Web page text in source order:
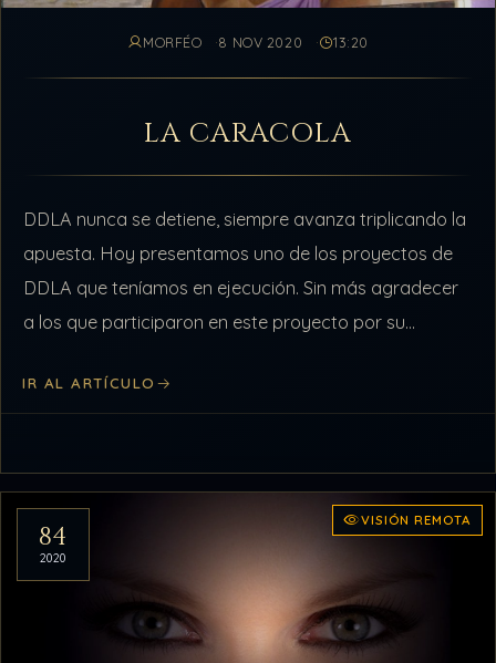
MORFÉO 8 NOV 2020 13:20
LA CARACOLA
DDLA nunca se detiene, siempre avanza triplicando la
apuesta. Hoy presentamos uno de los proyectos de
DDLA que teníamos en ejecución. Sin más agradecer
a los que participaron en este proyecto por su
IR AL ARTÍCULO
84
2020
VISIÓN REMOTA